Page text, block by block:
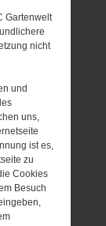
Gartenwelt
nicht
und
uns,
ist es,
zu
Cookies
Besuch